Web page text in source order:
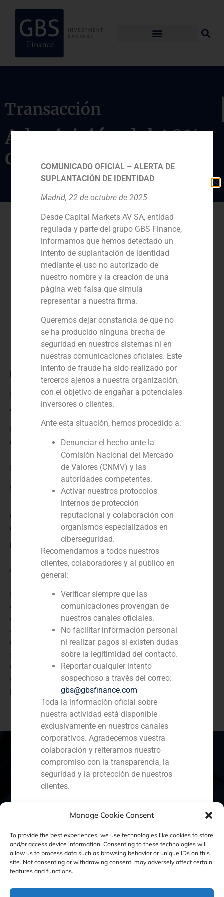
Manage Cookie Consent
To provide the best experiences, we use technologies like cookies to store
and/or access device information. Consenting to these technologies will
allow us to process data such as browsing behavior or unique IDs on this
site. Not consenting or withdrawing consent, may adversely affect certain
features and functions.
Transacción
Adquisición del 48%
de Euskaltel
Rol:
Financial advisor
Año:
Cliente:
Investindustrial Trilanticy
Servicio / Sector
Corporate Finance,TMT (Telecomunicaciones, Medios
de Comunicación y Tecnología)
Descripción
GBS Finanzas ha asesorado a Investindustrial
Trilanticy en la adquisición del 48,1% del capital de
Euskaltel. Esta operación, valorada en 300 millones de
euros, ha supuesto la adquisición de la participación
que pertenecía al Gobierno Vasco, la reducción al
49,9% para BBK y al 2% para Iberdrola. Euskaltel es
un operador de cable español que comercializa sus
servicios en el País Vasco. Opera en telefonía fija y
móvil, televisión digital y acceso a Internet de banda
ancha tanto por ADSL como por cable, para
particulares y empresas.
España Portugal Colombia
Ecuador
Política de Cookies Política de Privacidad
Aviso Legal
COMUNICADO OFICIAL – ALERTA DE
SUPLANTACIÓN DE IDENTIDAD
Madrid, 22 de octubre de 2025
Desde Capital Markets AV SA, entidad
regulada y parte del grupo GBS Finance,
informamos que hemos detectado un
intento de suplantación de identidad
mediante el uso no autorizado de
nuestro nombre y la creación de una
página web falsa que simula
representar a nuestra firma.
Queremos dejar constancia de que no
se ha producido ninguna brecha de
seguridad en nuestros sistemas ni en
nuestras comunicaciones oficiales. Este
intento de fraude ha sido realizado por
terceros ajenos a nuestra organización,
con el objetivo de engañar a potenciales
inversores o clientes.
Ante esta situación, hemos procedido a:
Denunciar el hecho ante la
Comisión Nacional del Mercado
de Valores (CNMV) y las
autoridades competentes.
Activar nuestros protocolos
internos de protección
reputacional y colaboración con
organismos especializados en
ciberseguridad.
Recomendamos a todos nuestros
clientes, colaboradores y al público en
general:
Verificar siempre que las
comunicaciones provengan de
nuestros canales oficiales.
No facilitar información personal
ni realizar pagos si existen dudas
sobre la legitimidad del contacto.
Reportar cualquier intento
sospechoso a través del correo:
gbs@gbsfinance.com
Toda la información oficial sobre
nuestra actividad está disponible
exclusivamente en nuestros canales
corporativos. Agradecemos vuestra
colaboración y reiteramos nuestro
compromiso con la transparencia, la
seguridad y la protección de nuestros
clientes.
Capital Markets AV SA
GBS Finance